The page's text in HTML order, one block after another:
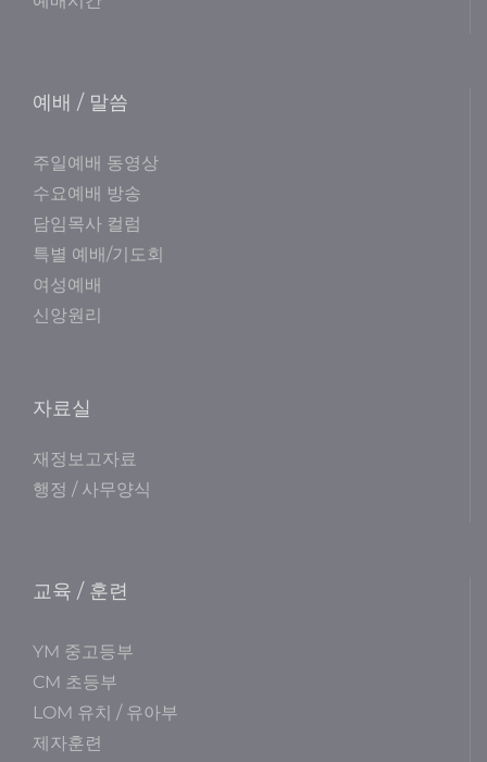
예배 / 말씀
주일예배 동영상
수요예배 방송
담임목사 컬럼
특별 예배/기도회
여성예배
신앙원리
자료실
재정보고자료
행정 / 사무양식
교육 / 훈련
YM 중고등부
CM 초등부
LOM 유치 / 유아부
제자훈련